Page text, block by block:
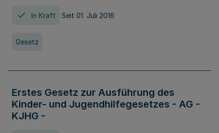
In Kraft Seit 01. Juli 2016
Gesetz
Erstes Gesetz zur Ausführung des
Kinder- und Jugendhilfegesetzes - AG -
KJHG -